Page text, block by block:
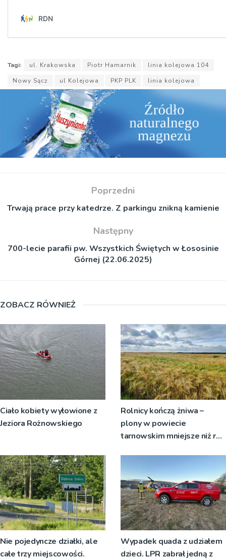
Tagi: ul. Krakowska Piotr Hamarnik
linia kolejowa 104
Nowy Sącz
ul Kolejowa PKP PLK linia kolejowa
Poprzedni
Trwają prace przy katedrze. Z parkingu znikną kamienie
Następny
700-lecie parafii pw. Wszystkich Świętych w Łososinie
Górnej (22.06.2025)
ZOBACZ RÓWNIEŻ
Ciało kobiety wyłowione z
Jeziora Rożnowskiego
Rolnicy kończą żniwa –
plony w powiecie
tarnowskim mniejsze niż rok
Nie pojedyncze działki, ale
całe trzy miejscowości.
Wypadek quada z udziałem
dzieci. LPR zabrał jedną z